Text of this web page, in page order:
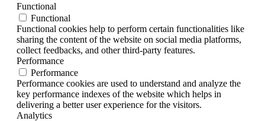
Functional
Functional
Functional cookies help to perform certain functionalities like
sharing the content of the website on social media platforms,
collect feedbacks, and other third-party features.
Performance
Performance
Performance cookies are used to understand and analyze the
key performance indexes of the website which helps in
delivering a better user experience for the visitors.
Analytics